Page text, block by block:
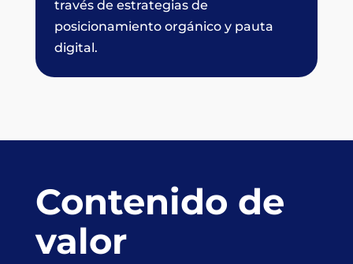
través de estrategias de
posicionamiento orgánico y pauta
digital.
Contenido de
valor